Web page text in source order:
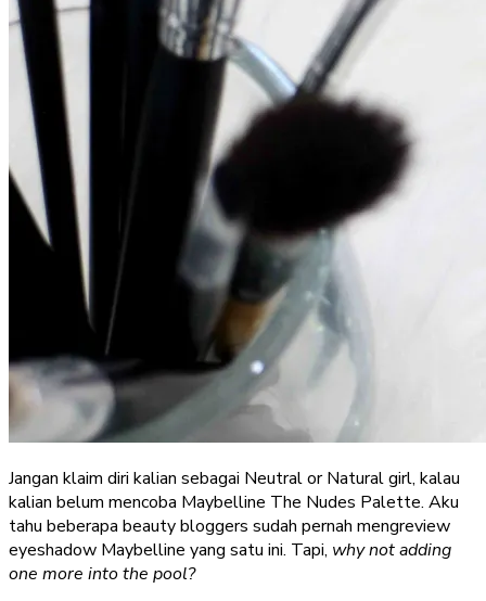
Jangan klaim diri kalian sebagai Neutral or Natural girl, kalau
kalian belum mencoba Maybelline The Nudes Palette. Aku
tahu beberapa beauty bloggers sudah pernah mengreview
eyeshadow Maybelline yang satu ini. Tapi, why not adding
one more into the pool?